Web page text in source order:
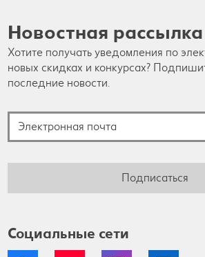
Новостная рассылка
Хотите получать уведомления по
новых скидках и конкурсах?
последние новости.
Подписаться
Социальные сети